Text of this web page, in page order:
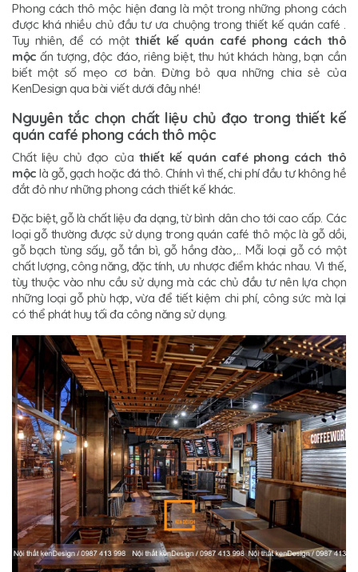
Phong cách thô mộc hiện đang là một trong những phong cách
được khá nhiều chủ đầu tư ưa chuộng trong thiết kế quán café .
Tuy nhiên, để có mộtthiết kế quán café phong cách thô
mộcấn tượng, độc đáo, riêng biệt, thu hút khách hàng, bạn cần
biết một số mẹo cơ bản. Đừng bỏ qua những chia sẻ của
KenDesign qua bài viết dưới đây nhé!
Nguyên tắc chọn chất liệu chủ đạo trong thiết kế
quán café phong cách thô mộc
Chất liệu chủ đạo của thiết kế quán café phong cách thô
mộclà gỗ, gạch hoặc đá thô. Chính vì thế, chi phí đầu tư không hề
đắt đỏ như những phong cách thiết kế khác.
Đặc biệt, gỗ là chất liệu đa dạng, từ bình dân cho tới cao cấp. Các
loại gỗ thường được sử dụng trong quán café thô mộc là gỗ dồi,
gỗ bạch tùng sấy, gỗ tần bì, gỗ hồng đào,… Mỗi loại gỗ có một
chất lượng, công năng, đặc tính, ưu nhược điểm khác nhau. Vì thế,
tùy thuộc vào nhu cầu sử dụng mà các chủ đầu tư nên lựa chọn
những loại gỗ phù hợp, vừa để tiết kiệm chi phí, công sức mà lại
có thể phát huy tối đa công năng sử dụng.